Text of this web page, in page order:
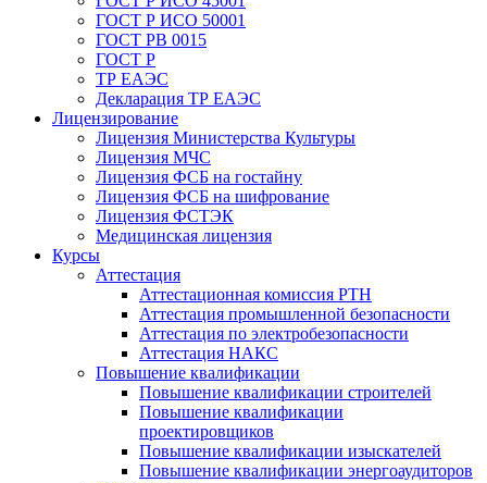
ГОСТ Р ИСО 50001
ГОСТ РВ 0015
ГОСТ Р
ТР ЕАЭС
Декларация ТР ЕАЭС
Лицензирование
Лицензия Министерства Культуры
Лицензия МЧС
Лицензия ФСБ на гостайну
Лицензия ФСБ на шифрование
Лицензия ФСТЭК
Медицинская лицензия
Курсы
Аттестация
Аттестационная комиссия РТН
Аттестация промышленной безопасности
Аттестация по электробезопасности
Аттестация НАКС
Повышение квалификации
Повышение квалификации строителей
Повышение квалификации
проектировщиков
Повышение квалификации изыскателей
Повышение квалификации энергоаудиторов